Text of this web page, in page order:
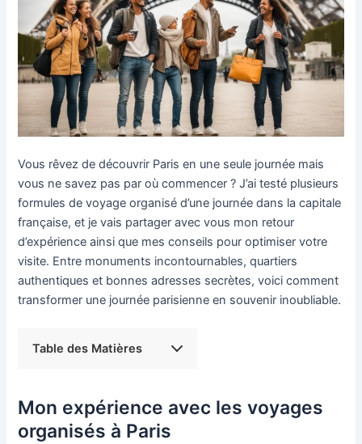
Vous rêvez de découvrir Paris en une seule journée mais
vous ne savez pas par où commencer ? J’ai testé plusieurs
formules de voyage organisé d’une journée dans la capitale
française, et je vais partager avec vous mon retour
d’expérience ainsi que mes conseils pour optimiser votre
visite. Entre monuments incontournables, quartiers
authentiques et bonnes adresses secrètes, voici comment
transformer une journée parisienne en souvenir inoubliable.
Table des Matières
Mon expérience avec les voyages
organisés à Paris